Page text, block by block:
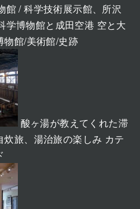
館 / 科学技術展示館、所沢
学博物館と成田空港 空と大
物館/美術館/史跡
酸ヶ湯が教えてくれた滞
旅、湯治旅の楽しみ カテ